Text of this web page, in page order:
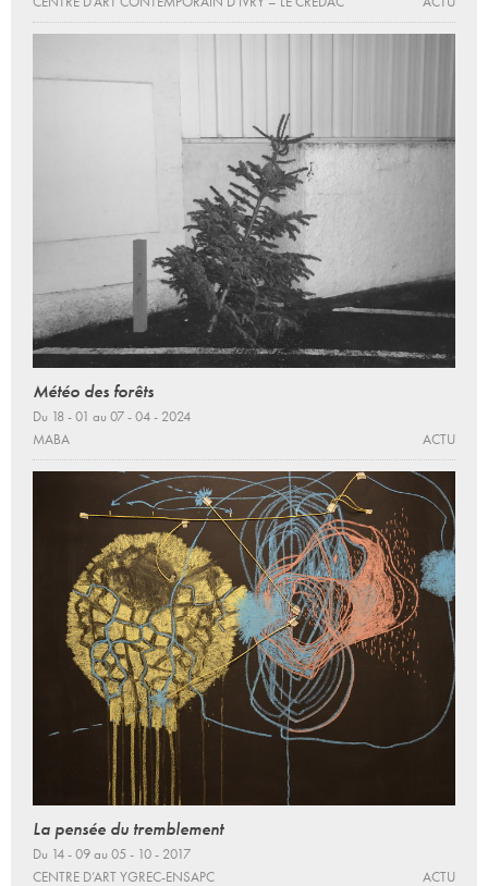
Météo des forêts
Du 18 - 01 au 07 - 04 - 2024
MABA
ACTU
La pensée du tremblement
Du 14 - 09 au 05 - 10 - 2017
CENTRE D’ART YGREC-ENSAPC
ACTU